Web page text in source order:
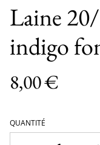
Laine
indigo
8,00 €
QUANTITÉ